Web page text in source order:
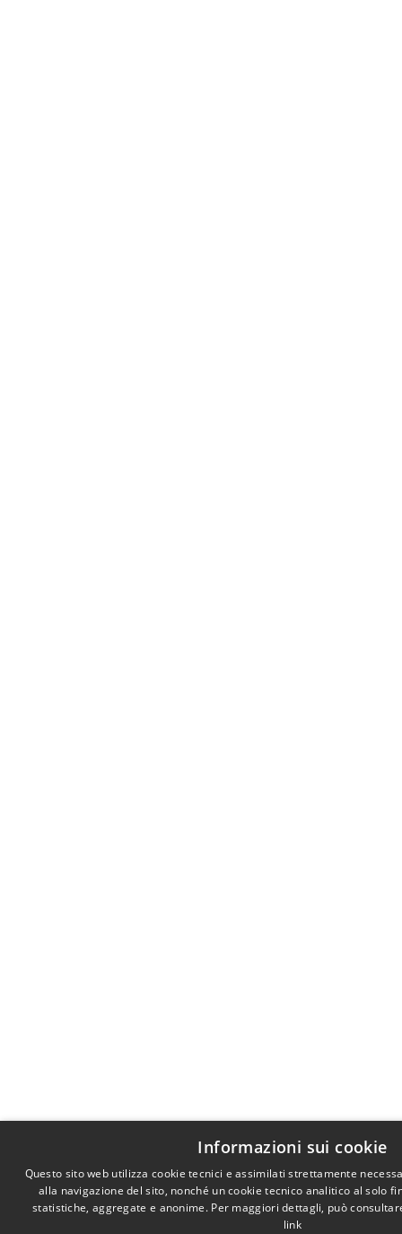
Informazioni sui cookie
Questo sito web utilizza cookie tecnici e assimilati strettamente
alla navigazione del sito, nonché un cookie tecnico analitico al solo
statistiche, aggregate e anonime. Per maggiori dettagli, può
link